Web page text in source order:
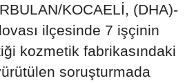
KOCAELİ, (DHA)-
ilçesinde 7 işçinin
kozmetik fabrikasındaki
soruşturmada